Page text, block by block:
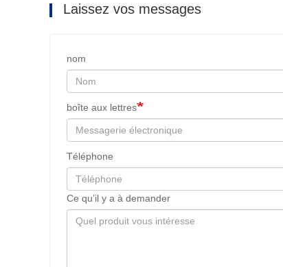
Laissez vos messages
nom
boîte aux lettres
Téléphone
Ce qu’il y a à demander